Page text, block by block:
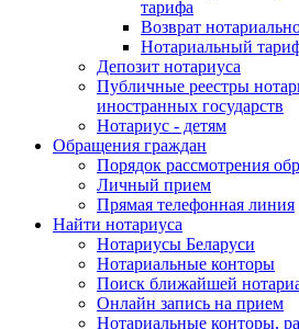
тарифа
Возврат
Нотариальный
Депозит нотариуса
Публичные реестры
иностранных государств
Нотариус - детям
Обращения граждан
Порядок рассмотрения
Личный прием
Прямая телефонная линия
Найти нотариуса
Нотариусы Беларуси
Нотариальные конторы
Поиск ближайшей
Онлайн запись на прием
Нотариальные конторы,